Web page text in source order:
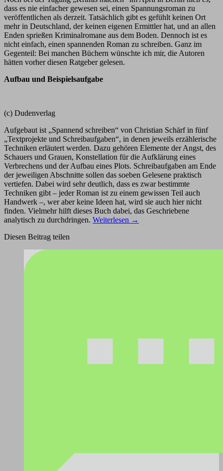
dass es nie einfacher gewesen sei, einen Spannungsroman zu
veröffentlichen als derzeit. Tatsächlich gibt es gefühlt keinen Ort
mehr in Deutschland, der keinen eigenen Ermittler hat, und an allen
Enden sprießen Kriminalromane aus dem Boden. Dennoch ist es
nicht einfach, einen spannenden Roman zu schreiben. Ganz im
Gegenteil: Bei manchen Büchern wünschte ich mir, die Autoren
hätten vorher diesen Ratgeber gelesen.
Aufbau und Beispielsaufgabe
(c) Dudenverlag
Aufgebaut ist „Spannend schreiben“ von Christian Schärf in fünf
„Textprojekte und Schreibaufgaben“, in denen jeweils erzählerische
Techniken erläutert werden. Dazu gehören Elemente der Angst, des
Schauers und Grauen, Konstellation für die Aufklärung eines
Verbrechens und der Aufbau eines Plots. Schreibaufgaben am Ende
der jeweiligen Abschnitte sollen das soeben Gelesene praktisch
vertiefen. Dabei wird sehr deutlich, dass es zwar bestimmte
Techniken gibt – jeder Roman ist zu einem gewissen Teil auch
Handwerk –, wer aber keine Ideen hat, wird sie auch hier nicht
finden. Vielmehr hilft dieses Buch dabei, das Geschriebene
analytisch zu durchdringen. Weiterlesen →
Diesen Beitrag teilen